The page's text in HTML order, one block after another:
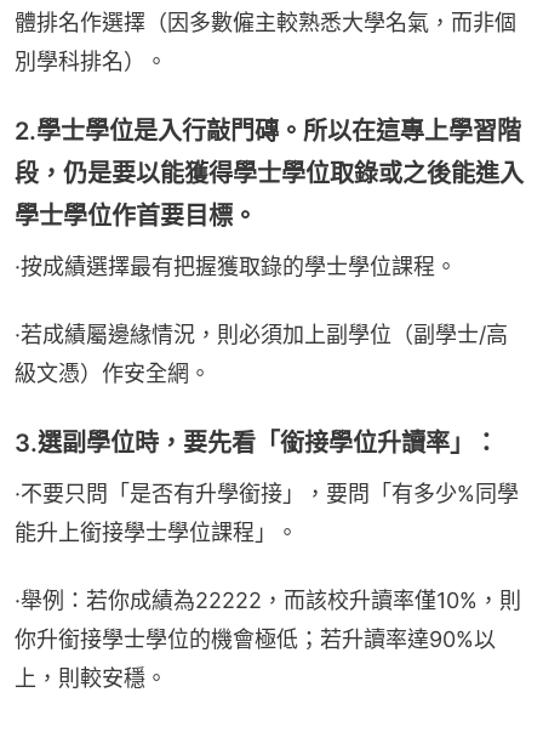
體排名作選擇（因多數僱主較熟悉大學名氣，而非個
別學科排名）。
2.學士學位是入行敲門磚。所以在這專上學習階
段，仍是要以能獲得學士學位取錄或之後能進入
學士學位作首要目標。
·按成績選擇最有把握獲取錄的學士學位課程。
·若成績屬邊緣情況，則必須加上副學位（副學士/高
級文憑）作安全網。
3.選副學位時，要先看「銜接學位升讀率」：
·不要只問「是否有升學銜接」，要問「有多少%同學
能升上銜接學士學位課程」。
·舉例：若你成績為22222，而該校升讀率僅10%，則
你升銜接學士學位的機會極低；若升讀率達90%以
上，則較安穩。